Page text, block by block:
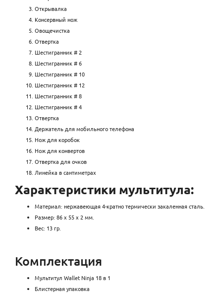
Открывалка
Консервный нож
Овощечистка
Отвертка
Шестигранник # 2
Шестигранник # 6
Шестигранник # 10
Шестигранник # 12
Шестигранник # 8
Шестигранник # 4
Отвертка
Держатель для мобильного телефона
Нож для коробок
Нож для конвертов
Отвертка для очков
Линейка в сантиметрах
Характеристики мультитула:
Материал: нержавеющая 4-кратно термически закаленная сталь.
Размер: 86 х 55 х 2 мм.
Вес: 13 гр.
Комплектация
Мультитул Wallet Ninja 18 в 1
Блистерная упаковка